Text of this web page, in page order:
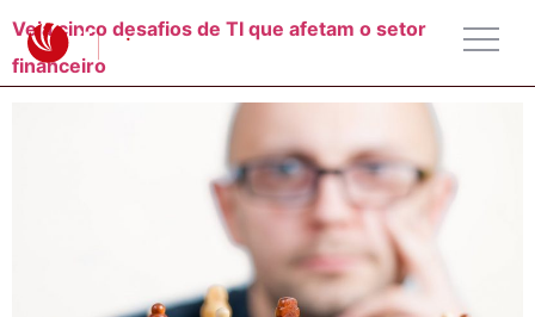
Veja cinco desafios de TI que afetam o setor
financeiro